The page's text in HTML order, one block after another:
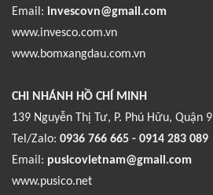
Email: invescovn@gmail.com
www.invesco.com.vn
www.bomxangdau.com.vn
CHI NHÁNH HỒ CHÍ MINH
139 Nguyễn Thị Tư, P. Phú Hữu, Quận 9
Tel/Zalo: 0936 766 665 - 0914 283 089
Email: pusicovietnam@gmail.com
www.pusico.net